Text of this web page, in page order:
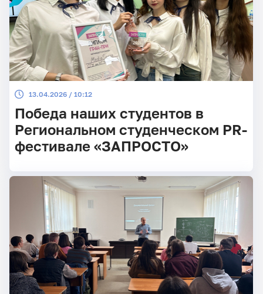
13.04.2026 / 10:12
Победа наших студентов в
Региональном студенческом PR-
фестивале «ЗАПРОСТО»